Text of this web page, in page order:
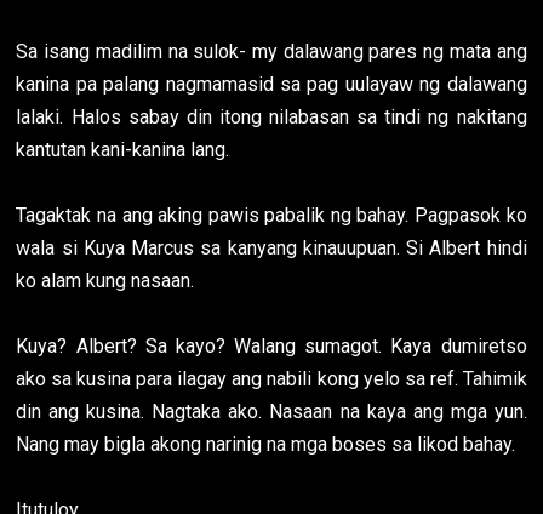
Sa isang madilim na sulok- my dalawang pares ng mata ang
kanina pa palang nagmamasid sa pag uulayaw ng dalawang
lalaki. Halos sabay din itong nilabasan sa tindi ng nakitang
kantutan kani-kanina lang.
Tagaktak na ang aking pawis pabalik ng bahay. Pagpasok ko
wala si Kuya Marcus sa kanyang kinauupuan. Si Albert hindi
ko alam kung nasaan.
Kuya? Albert? Sa kayo? Walang sumagot. Kaya dumiretso
ako sa kusina para ilagay ang nabili kong yelo sa ref. Tahimik
din ang kusina. Nagtaka ako. Nasaan na kaya ang mga yun.
Nang may bigla akong narinig na mga boses sa likod bahay.